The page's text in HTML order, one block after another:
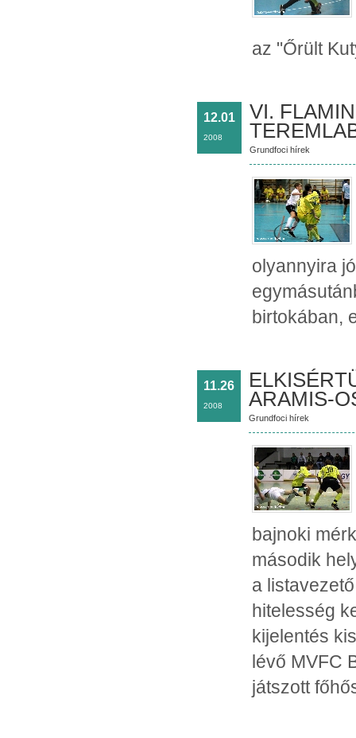
az "Őrült
12.01
2008
VI.
Grundfoci hírek
olyannyira
birtokában,
11.26
2008
ARAMIS-
Grundfoci hírek
bajnoki
második
a
hitelesség
kijelentés
lévő MVFC
játszott